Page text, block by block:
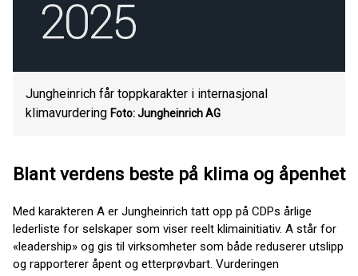
Jungheinrich får toppkarakter i internasjonal
klimavurdering Foto: Jungheinrich AG
Blant verdens beste på klima og åpenhet
Med karakteren A er Jungheinrich tatt opp på CDPs årlige
lederliste for selskaper som viser reelt klimainitiativ. A står for
«leadership» og gis til virksomheter som både reduserer utslipp
og rapporterer åpent og etterprøvbart. Vurderingen